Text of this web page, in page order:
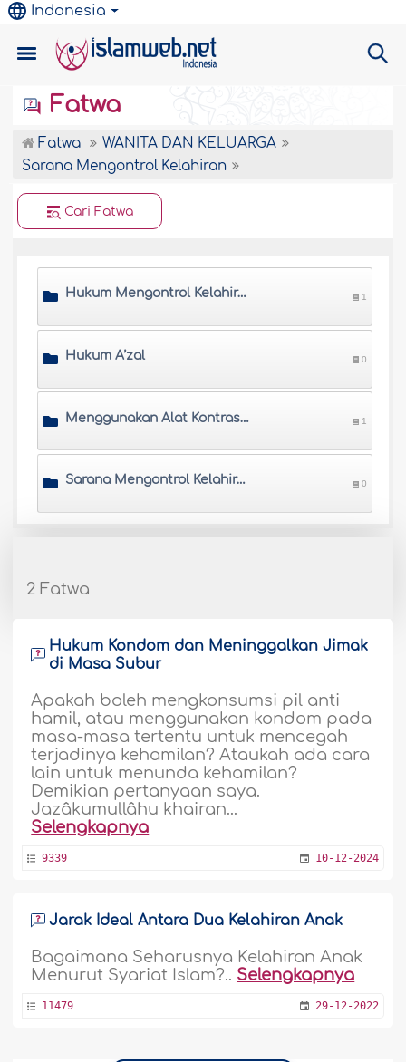
Indonesia
Fatwa
Fatwa
WANITA DAN KELUARGA
Sarana Mengontrol Kelahiran
Cari Fatwa
Hukum Mengontrol Kelahiran 1
Hukum A’zal 0
Menggunakan Alat Kontrasepsi dan Pil 1
Sarana Mengontrol Kelahiran Lainnya 0
2 Fatwa
Hukum Kondom dan Meninggalkan Jimak
di Masa Subur
Apakah boleh mengkonsumsi pil anti
hamil, atau menggunakan kondom pada
masa-masa tertentu untuk mencegah
terjadinya kehamilan? Ataukah ada cara
lain untuk menunda kehamilan?
Demikian pertanyaan saya.
Jazâkumullâhu khairan...
Selengkapnya
9339 10-12-2024
Jarak Ideal Antara Dua Kelahiran Anak
Bagaimana Seharusnya Kelahiran Anak
Menurut Syariat Islam?.. Selengkapnya
11479 29-12-2022